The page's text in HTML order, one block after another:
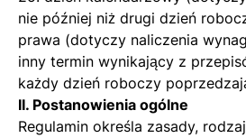
nie później niż drugi dzień
prawa (dotyczy naliczenia
inny termin wynikający z
każdy dzień roboczy
II. Postanowienia ogólne
Regulamin określa zasady,